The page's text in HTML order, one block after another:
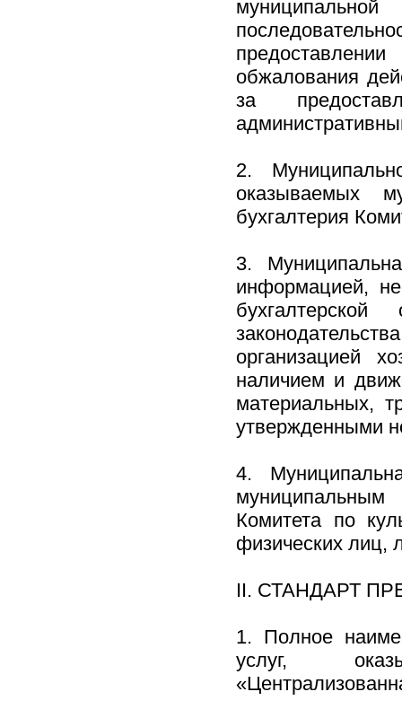
обжалования
за
2.
оказываемых
бухгалтерия
3.
информацией,
организацией
наличием и
материальных,
утвержденными
4.
Комитета по
физических лиц,
II. СТАНДАРТ
1. Полное
услуг,